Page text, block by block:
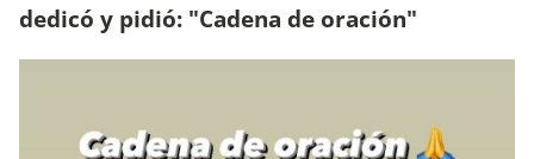
dedicó y pidió: "Cadena de oración"